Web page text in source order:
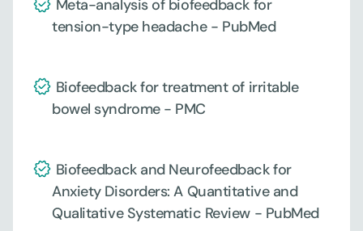
tension-type headache - PubMed
bowel syndrome - PMC
Anxiety Disorders: A Quantitative and
Qualitative Systematic Review - PubMed